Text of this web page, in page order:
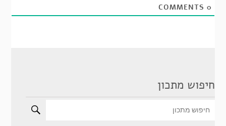
0
חיפוש מתכון